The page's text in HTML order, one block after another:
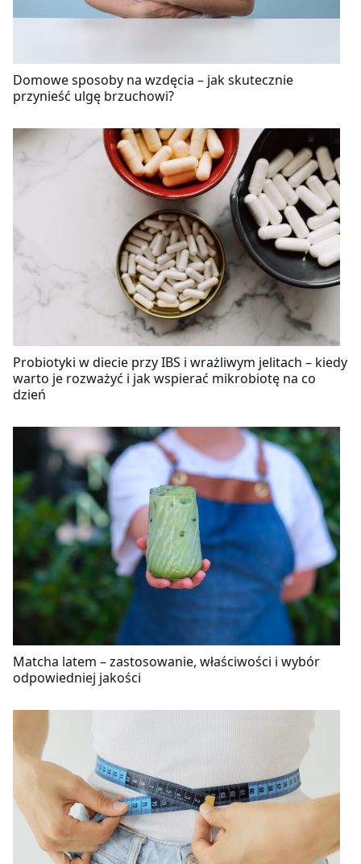
Domowe sposoby na wzdęcia – jak skutecznie
przynieść ulgę brzuchowi?
Probiotyki w diecie przy IBS i wrażliwym jelitach – kiedy
warto je rozważyć i jak wspierać mikrobiotę na co
dzień
Matcha latem – zastosowanie, właściwości i wybór
odpowiedniej jakości